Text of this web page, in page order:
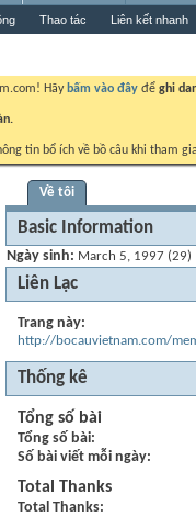
Thao tác Liên kết nhanh
Hãy bấm vào đây để ghi
tin bổ ích về bồ câu khi tham
Về tôi
Basic Information
Ngày sinh March 5, 1997 (29)
Liên Lạc
Trang này
http://bocauvietnam.com/
Thống kê
Tổng số bài
Tổng số bài
Số bài viết mỗi ngày
Total Thanks
Total Thanks